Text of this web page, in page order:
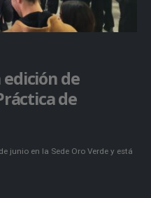
edición de
de
junio en la Sede Oro Verde y está